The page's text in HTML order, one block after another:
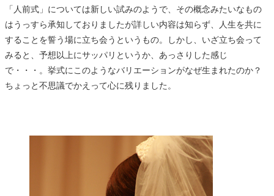
「人前式」については新しい試みのようで、その概念みたいなもの
はうっすら承知しておりましたが詳しい内容は知らず、人生を共に
することを誓う場に立ち会うというもの。しかし、いざ立ち会って
みると、予想以上にサッパリというか、あっさりした感じ
で・・・。挙式にこのようなバリエーションがなぜ生まれたのか？
ちょっと不思議でかえって心に残りました。